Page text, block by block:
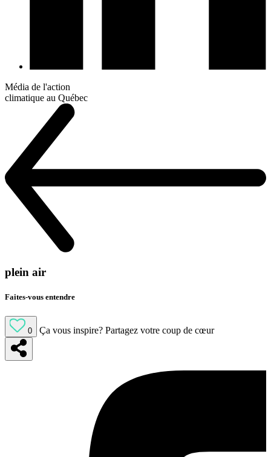
Média de l'action
climatique au Québec
plein air
Faites-vous entendre
0 Ça vous inspire? Partagez votre coup de cœur